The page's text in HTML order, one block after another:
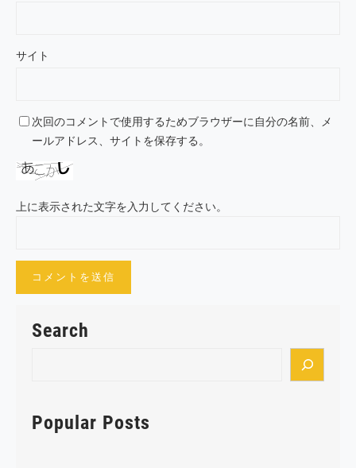
サイト
次回のコメントで使用するためブラウザーに自分の名前、メ
ールアドレス、サイトを保存する。
上に表示された文字を入力してください。
Search
r
cPopular Posts